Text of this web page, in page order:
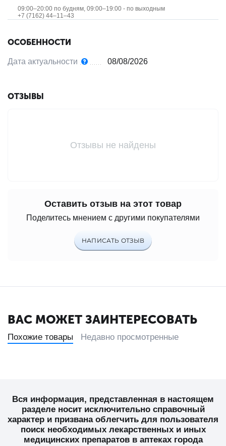
09:00–20:00 по будням, 09:00–19:00 - по выходным
+7 (7162) 44‒11‒43
ОСОБЕННОСТИ
Дата актуальности 08/08/2026
ОТЗЫВЫ
Отзывы не найдены
Оставить отзыв на этот товар
Поделитесь мнением с другими покупателями
НАПИСАТЬ ОТЗЫВ
ВАС МОЖЕТ ЗАИНТЕРЕСОВАТЬ
Похожие товары Недавно просмотренные
Вся информация, представленная в настоящем
разделе носит исключительно справочный
характер и призвана облегчить для пользователя
поиск необходимых лекарственных и иных
медицинских препаратов в аптеках города